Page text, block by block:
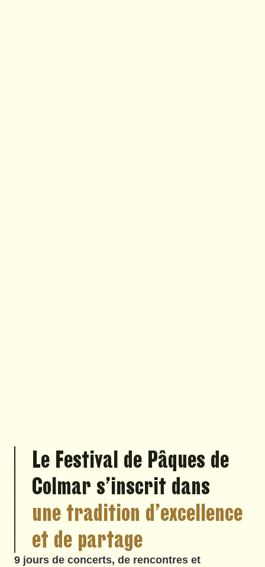
Le Festival de Pâques de
Colmar s’inscrit dans
une tradition d’excellence
et de partage
9 jours de concerts, de rencontres et